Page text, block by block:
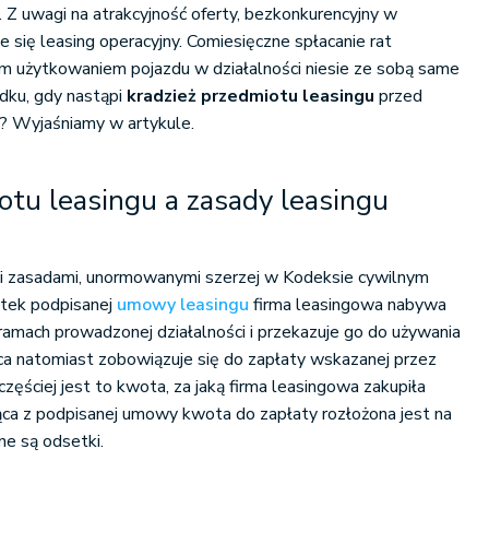
uwagi na atrakcyjność oferty, bezkonkurencyjny w
leasing operacyjny. Comiesięczne spłacanie rat
użytkowaniem pojazdu w działalności niesie ze sobą same
gdy nastąpi kradzież przedmiotu leasingu przed
Wyjaśniamy w artykule.
leasingu a zasady leasingu
unormowanymi szerzej w Kodeksie cywilnym
podpisanej umowy leasingu firma leasingowa nabywa
prowadzonej działalności i przekazuje go do używania
natomiast zobowiązuje się do zapłaty wskazanej przez
jest to kwota, za jaką firma leasingowa zakupiła
z podpisanej umowy kwota do zapłaty rozłożona jest na
są odsetki.